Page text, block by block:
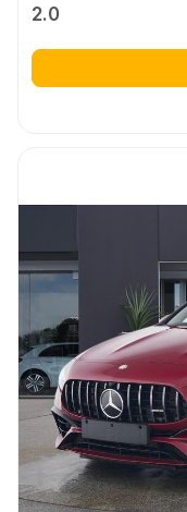
2.0